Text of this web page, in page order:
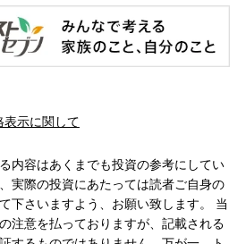
表示に関して
内容はあくまでも投資の参考にしてい
実際の投資にあたっては読者ご自身の
下さいますよう、お願い致します。 当
注意を払っておりますが、記載される